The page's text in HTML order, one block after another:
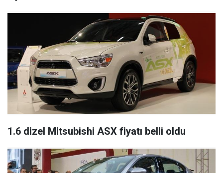
1.6 dizel Mitsubishi ASX fiyatı belli oldu